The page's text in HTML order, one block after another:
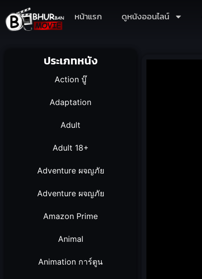
หน้าแรก ดูหนังออนไลน์
ประเภทหนัง
Action บู๊
Adaptation
Adult
Adult 18+
Adventure ผจญภัย
Adventure ผจญภัย
Amazon Prime
Animal
Animation การ์ตูน